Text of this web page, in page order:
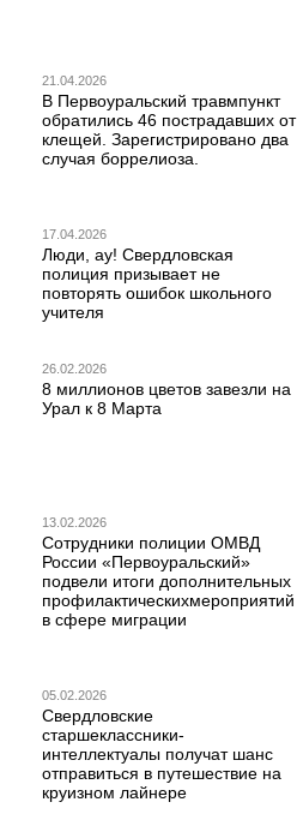
21.04.2026
В Первоуральский травмпункт
обратились 46 пострадавших от
клещей. Зарегистрировано два
случая боррелиоза.
17.04.2026
Люди, ау! Свердловская
полиция призывает не
повторять ошибок школьного
учителя
26.02.2026
8 миллионов цветов завезли на
Урал к 8 Марта
13.02.2026
Сотрудники полиции ОМВД
России «Первоуральский»
подвели итоги дополнительных
профилактическихмероприятий
в сфере миграции
05.02.2026
Свердловские
старшеклассники-
интеллектуалы получат шанс
отправиться в путешествие на
круизном лайнере